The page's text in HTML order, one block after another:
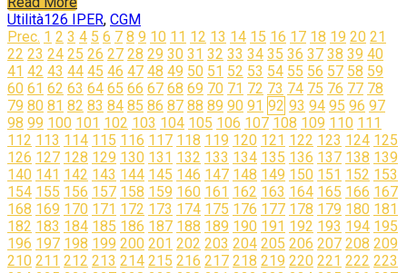
Utilità126 IPER, CGM
Navigazione
articoli
Prec. 1 2 3 4 5 6 7 8 9 10 11 12 13 14 15 16 17 18 19 20 21
22 23 24 25 26 27 28 29 30 31 32 33 34 35 36 37 38 39 40
41 42 43 44 45 46 47 48 49 50 51 52 53 54 55 56 57 58 59
60 61 62 63 64 65 66 67 68 69 70 71 72 73 74 75 76 77 78
79 80 81 82 83 84 85 86 87 88 89 90 91 92 93 94 95 96 97
98 99 100 101 102 103 104 105 106 107 108 109 110 111
112 113 114 115 116 117 118 119 120 121 122 123 124 125
126 127 128 129 130 131 132 133 134 135 136 137 138 139
140 141 142 143 144 145 146 147 148 149 150 151 152 153
154 155 156 157 158 159 160 161 162 163 164 165 166 167
168 169 170 171 172 173 174 175 176 177 178 179 180 181
182 183 184 185 186 187 188 189 190 191 192 193 194 195
196 197 198 199 200 201 202 203 204 205 206 207 208 209
210 211 212 213 214 215 216 217 218 219 220 221 222 223